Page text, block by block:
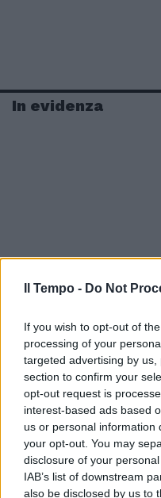
Il Tempo - Do Not
If you wish to opt-out of
processing of your
targeted advertising by
section to confirm your
opt-out request is
interest-based ads based
us or personal information
your opt-out. You may
disclosure of your
IAB’s list of downstream
also be disclosed by us to
In evidenza